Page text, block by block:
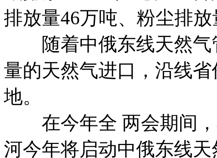
排放量46万吨、粉尘排
随着中俄东线天然气
量的天然气进口，沿线
地。
在今年全 两会期间，
河今年将启动中俄东线